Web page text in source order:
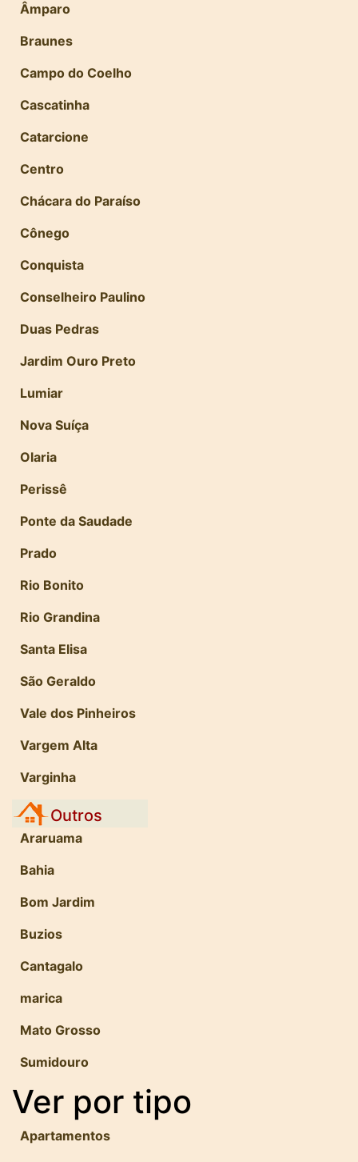
Âmparo
Braunes
Campo do Coelho
Cascatinha
Catarcione
Centro
Chácara do Paraíso
Cônego
Conquista
Conselheiro Paulino
Duas Pedras
Jardim Ouro Preto
Lumiar
Nova Suíça
Olaria
Perissê
Ponte da Saudade
Prado
Rio Bonito
Rio Grandina
Santa Elisa
São Geraldo
Vale dos Pinheiros
Vargem Alta
Varginha
Outros
Araruama
Bahia
Bom Jardim
Buzios
Cantagalo
marica
Mato Grosso
Sumidouro
Ver por tipo
Apartamentos